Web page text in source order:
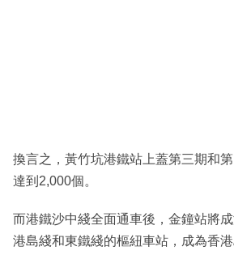
換言之，黃竹坑港鐵站上蓋第三期和
達到2,000個。
而港鐵沙中綫全面通車後，金鐘站將
港島綫和東鐵綫的樞紐車站，成為香